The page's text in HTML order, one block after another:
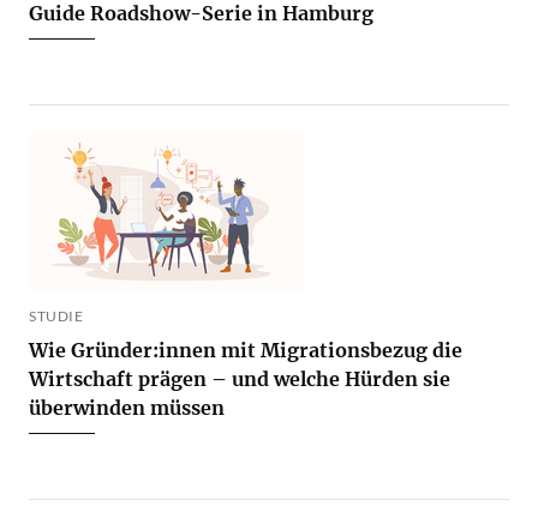
Guide Roadshow-Serie in Hamburg
STUDIE
Wie Gründer:innen mit Migrationsbezug die
Wirtschaft prägen – und welche Hürden sie
überwinden müssen